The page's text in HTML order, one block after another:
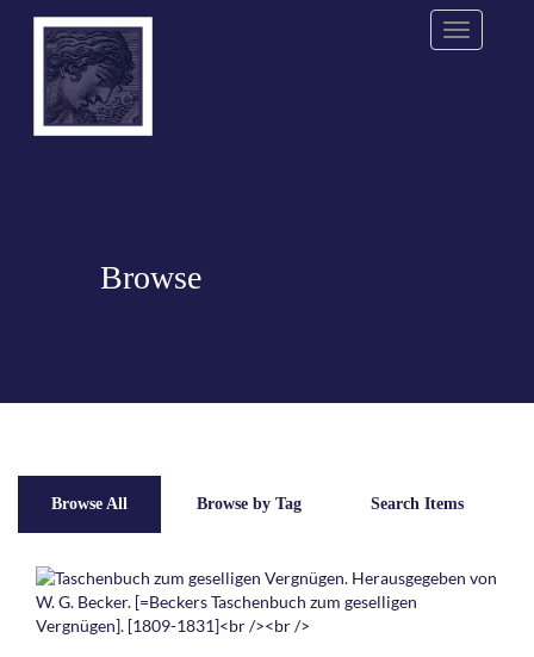
Menu
Browse
Browse All Browse by Tag Search Items